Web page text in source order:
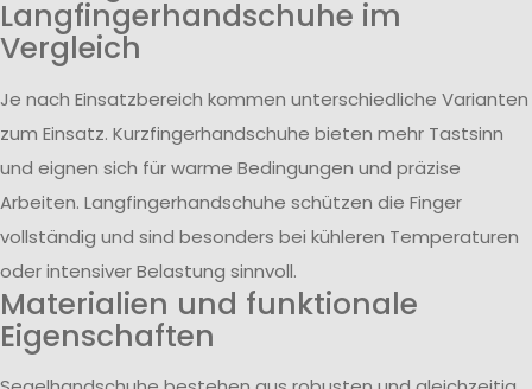
Langfingerhandschuhe im
Vergleich
Je nach Einsatzbereich kommen unterschiedliche Varianten
zum Einsatz. Kurzfingerhandschuhe bieten mehr Tastsinn
und eignen sich für warme Bedingungen und präzise
Arbeiten. Langfingerhandschuhe schützen die Finger
vollständig und sind besonders bei kühleren Temperaturen
oder intensiver Belastung sinnvoll.
Materialien und funktionale
Eigenschaften